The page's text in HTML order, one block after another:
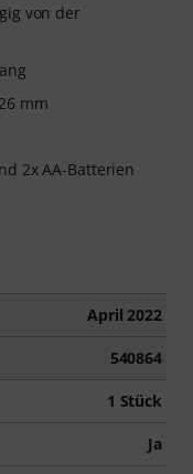
von der
mm
2x AA-Batterien
April 2022
540864
1 Stück
Ja